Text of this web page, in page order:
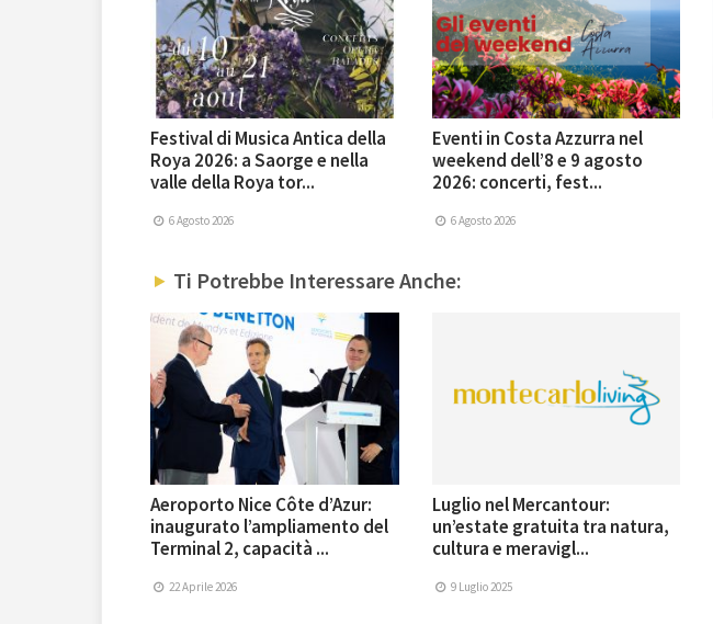
Festival di Musica Antica della
Roya 2026: a Saorge e nella
valle della Roya tor...
6 Agosto 2026
Eventi in Costa Azzurra nel
weekend dell’8 e 9 agosto
2026: concerti, fest...
6 Agosto 2026
Ti Potrebbe Interessare Anche:
Aeroporto Nice Côte d’Azur:
inaugurato l’ampliamento del
Terminal 2, capacità ...
22 Aprile 2026
Luglio nel Mercantour:
un’estate gratuita tra natura,
cultura e meravigl...
9 Luglio 2025